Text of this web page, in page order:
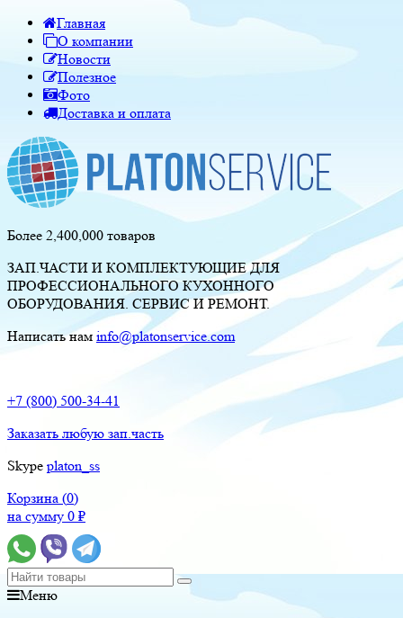
Главная
О компании
Новости
Полезное
Фото
Доставка и оплата
Более 2,400,000 товаров
ЗАП.ЧАСТИ И КОМПЛЕКТУЮЩИЕ ДЛЯ
ПРОФЕССИОНАЛЬНОГО КУХОННОГО
ОБОРУДОВАНИЯ. СЕРВИС И РЕМОНТ.
Написать нам info@platonservice.com
+7 (800) 500-34-41
Заказать любую зап.часть
Skype platon_ss
Корзина (0)
на сумму 0 ₽
Меню